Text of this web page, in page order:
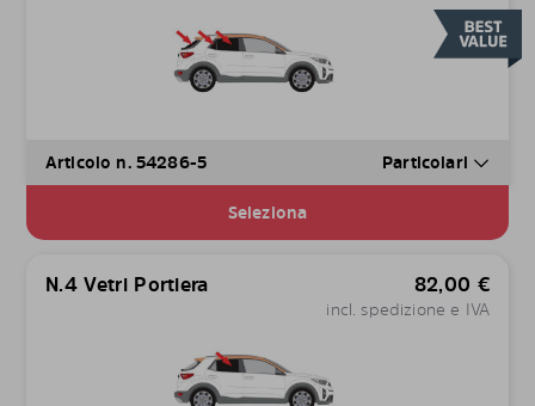
Articolo n. 54286-5 Particolari
Seleziona
N.4 Vetri Portiera 82,00 €
incl. spedizione e IVA